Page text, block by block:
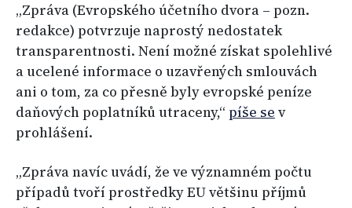
„Zpráva (Evropského účetního dvora – pozn.
redakce) potvrzuje naprostý nedostatek
transparentnosti. Není možné získat spolehlivé
a ucelené informace o uzavřených smlouvách
ani o tom, za co přesně byly evropské peníze
daňových poplatníků utraceny,“píše se v
prohlášení.
„Zpráva navíc uvádí, že ve významném počtu
případů tvoří prostředky EU většinu příjmů